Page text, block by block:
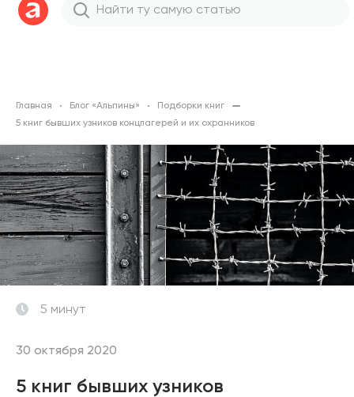
Главная Блог «Альпины»
Подборки книг
5 книг бывших узников концлагерей и их охранников
30 октября 2020
5 минут
5 книг бывших узников